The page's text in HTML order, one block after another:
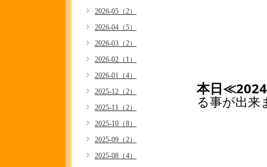
本日
る事が出
2026-05（2）
2026-04（5）
2026-03（2）
2026-02（1）
2026-01（4）
2025-12（2）
2025-11（2）
2025-10（8）
2025-09（2）
2025-08（4）